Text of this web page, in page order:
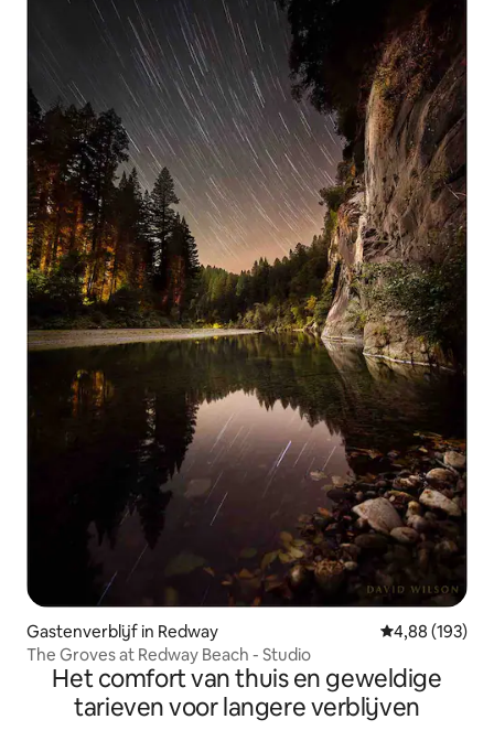
Gastenverblijf in Redway Gemiddelde
4,88 (193)
The Groves at Redway Beach - Studio
Het comfort van thuis en geweldige
tarieven voor langere verblijven